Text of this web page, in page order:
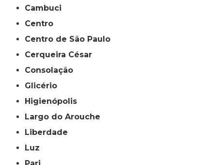
Cambuci
Centro
Centro de São Paulo
Cerqueira César
Consolação
Glicério
Higienópolis
Largo do Arouche
Liberdade
Luz
Pari